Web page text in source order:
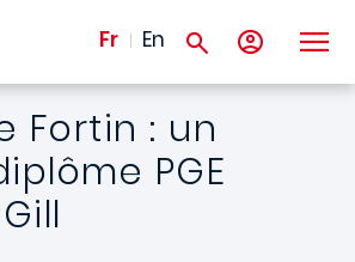
Fr En
Fortin : un
PGE